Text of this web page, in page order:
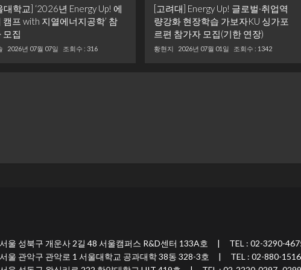
대학교] ‘2026년 Energy Up! 에
캠프 with 지열에너지공학’ 참
모집
2026년 07월 07일 조회수 : 316
[고려대] Energy Up! 글로벌·취업역
량강화 현장학습 가보자KU 싱가포
르편 참가자 모집(기한 연장)
황현지 2026년 07월 01일 조회수 : 1342
성북구 개운사 2길 48 서울캠퍼스 R&D센터 133A호 | TEL : 02-3290-
관악구 관악로 1 서울대학교 공과대학 38동 328-3호 | TEL : 02-880-1516